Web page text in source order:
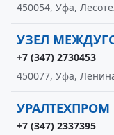
450054, Уфа,
УЗЕЛ
+7 (347) 2730453
450077, Уфа,
УРАЛТЕХПРОМ
+7 (347) 2337395